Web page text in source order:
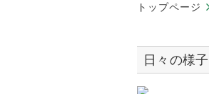
トップページ
日々の様子